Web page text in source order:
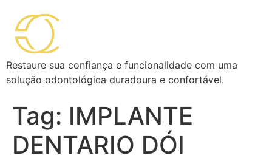
Restaure sua confiança e funcionalidade com uma
solução odontológica duradoura e confortável.
Tag: IMPLANTE
DENTARIO DÓI